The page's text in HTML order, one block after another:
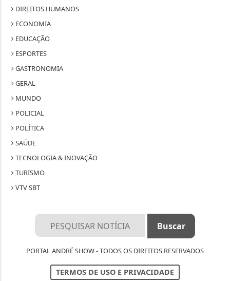
DIREITOS HUMANOS
ECONOMIA
EDUCAÇÃO
ESPORTES
GASTRONOMIA
GERAL
MUNDO
POLICIAL
POLÍTICA
SAÚDE
TECNOLOGIA & INOVAÇÃO
TURISMO
VTV SBT
PORTAL ANDRÉ SHOW - TODOS OS DIREITOS RESERVADOS
TERMOS DE USO E PRIVACIDADE